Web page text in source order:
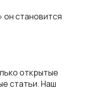
он становится
открытые
статьи. Наш